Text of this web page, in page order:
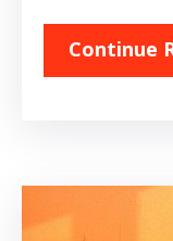
Continue